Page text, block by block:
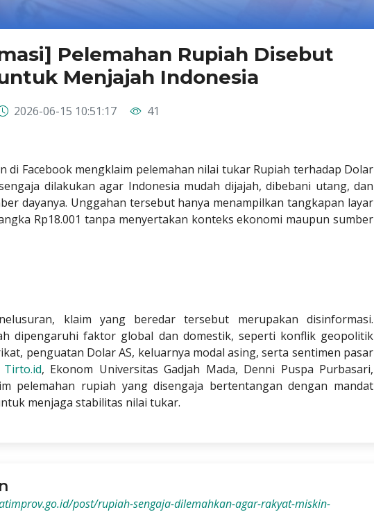
Pelemahan Rupiah Disebut
Menjajah Indonesia
2026-06-15 10:51:17
41
di Facebook mengklaim pelemahan nilai tukar Rupiah terhadap Dolar
dilakukan agar Indonesia mudah dijajah, dibebani utang, dan
dayanya. Unggahan tersebut hanya menampilkan tangkapan layar
Rp18.001 tanpa menyertakan konteks ekonomi maupun sumber
klaim yang beredar tersebut merupakan disinformasi.
dipengaruhi faktor global dan domestik, seperti konflik geopolitik
penguatan Dolar AS, keluarnya modal asing, serta sentimen pasar
Tirto.id, Ekonom Universitas Gadjah Mada, Denni Puspa Purbasari,
pelemahan rupiah yang disengaja bertentangan dengan mandat
menjaga stabilitas nilai tukar.
post/rupiah-sengaja-dilemahkan-agar-rakyat-miskin-